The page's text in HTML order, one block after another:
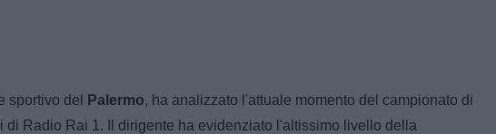
sportivo del Palermo, ha analizzato l'attuale momento del campionato di
di Radio Rai 1. Il dirigente ha evidenziato l'altissimo livello della